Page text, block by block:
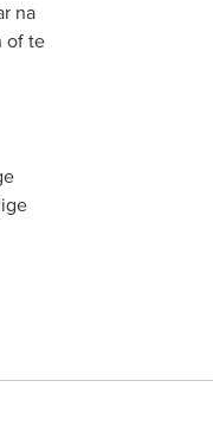
na
of te